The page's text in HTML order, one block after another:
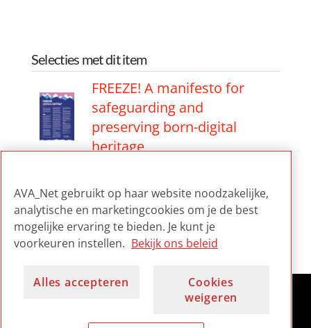
Selecties met dit item
FREEZE! A manifesto for
safeguarding and
preserving born-digital
heritage
safeguarding and
preserving born-digital
heritage
AVA_Net gebruikt op haar website noodzakelijke,
analytische en marketingcookies om je de best
mogelijke ervaring te bieden. Je kunt je
voorkeuren instellen. Bekijk ons beleid
Alles accepteren
Cookies
weigeren